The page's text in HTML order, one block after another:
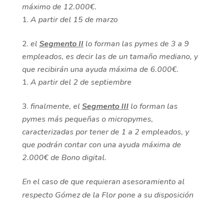
máximo de 12.000€.
A partir del 15 de marzo
el Segmento IIlo forman las pymes de 3 a 9
empleados, es decir las de un tamaño mediano, y
que recibirán una ayuda máxima de 6.000€.
A partir del 2 de septiembre
finalmente, el Segmento IIIlo forman las
pymes más pequeñas o micropymes,
caracterizadas por tener de 1 a 2 empleados, y
que podrán contar con una ayuda máxima de
2.000€ de Bono digital.
En el caso de que requieran asesoramiento al
respecto Gómez de la Flor pone a su disposición